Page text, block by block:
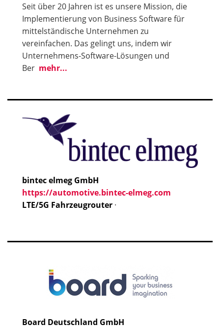
Seit über 20 Jahren ist es unsere Mission, die
Implementierung von Business Software für
mittelständische Unternehmen zu
vereinfachen. Das gelingt uns, indem wir
Unternehmens-Software-Lösungen und
Ber mehr...
bintec elmeg GmbH
https://automotive.bintec-elmeg.com
LTE/5G Fahrzeugrouter ·
Board Deutschland GmbH